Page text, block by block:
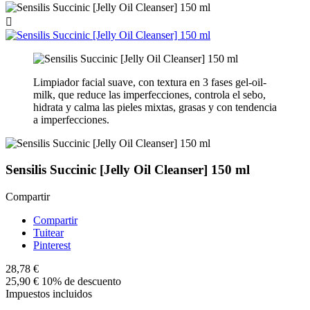

Limpiador facial suave, con textura en 3 fases gel-oil-
milk, que reduce las imperfecciones, controla el sebo,
hidrata y calma las pieles mixtas, grasas y con tendencia
a imperfecciones.
Sensilis Succinic [Jelly Oil Cleanser] 150 ml
Compartir
Compartir
Tuitear
Pinterest
28,78 €
25,90 € 10% de descuento
Impuestos incluidos